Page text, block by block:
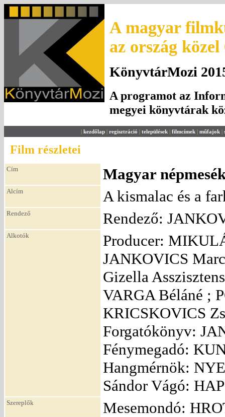
A magyar
az ország
KönyvtárMozi
A programot az
megyei könyvtárak
| kezdőlap | regisztráció | települések | filmcímek | műfajok |
Film részletei
Cím Magyar
Alcím A kismalac és a
Rendező Rendező:
Alkotók
Producer:
JANKOVICS
Gizella
VARGA Béláné ;
KRICSKOVICS
Forgatókönyv:
Fénymegadó:
Hangmérnök:
Sándor Vágó:
Szereplők Mesemondó: